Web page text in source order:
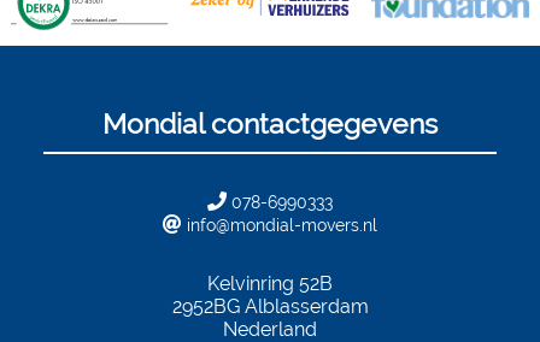
Mondial contactgegevens
078-6990333
info@mondial-movers.nl
Kelvinring 52B
2952BGAlblasserdam
Nederland